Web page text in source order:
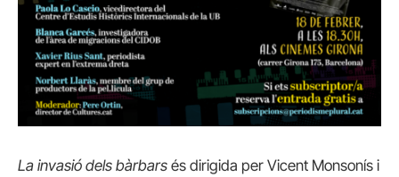
La invasió dels bàrbars és dirigida per Vicent Monsonís i